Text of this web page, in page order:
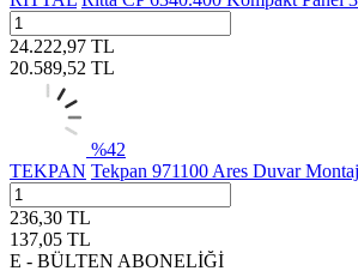
24.222,97 TL
20.589,52 TL
%42
TEKPAN Tekpan 971100 Ares Duvar
236,30 TL
137,05 TL
E - BÜLTEN ABONELİĞİ